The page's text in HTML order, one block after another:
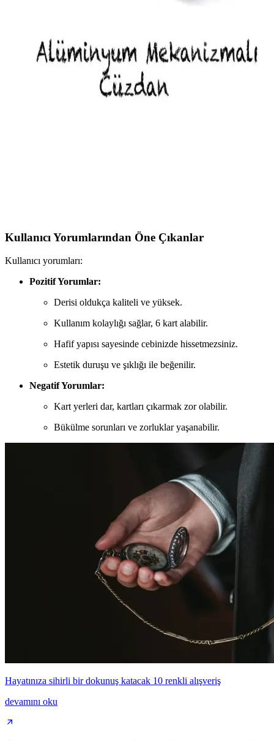
ideal bir alternatif sunar.
WATCHOFROYAL Cüzdan Modelleri
Karşılaştırması: Leon ve Swan Ürünleri Özellikleri
WATCHOFROYAL Leon ve Swan cüzdan modellerini detaylı
Kullanıcı Yorumlarından Öne Çıkanlar
Kullanıcı yorumları:
Pozitif Yorumlar:
Derisi oldukça kaliteli ve yüksek.
Kullanım kolaylığı sağlar, 6 kart alabilir.
Hafif yapısı sayesinde cebinizde hissetmezsiniz.
Estetik duruşu ve şıklığı ile beğenilir.
Negatif Yorumlar:
Kart yerleri dar, kartları çıkarmak zor olabilir.
Bükülme sorunları ve zorluklar yaşanabilir.
Hayatınıza sihirli bir dokunuş katacak 10 renkli alışveriş
devamını oku